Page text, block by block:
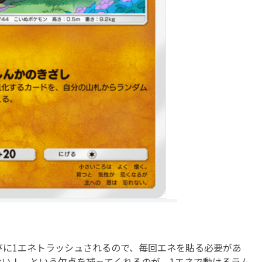
エネトラッシュされるので、毎回エネを貼る必要があ